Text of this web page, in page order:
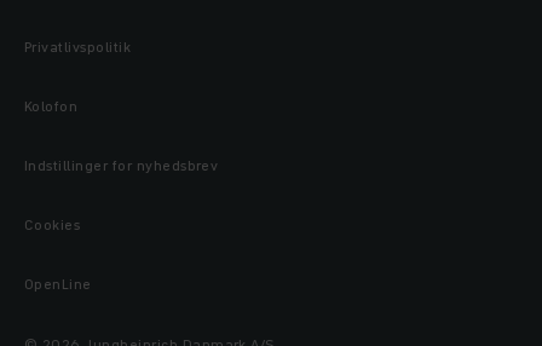
Privatlivspolitik
Kolofon
Indstillinger for nyhedsbrev
Cookies
OpenLine